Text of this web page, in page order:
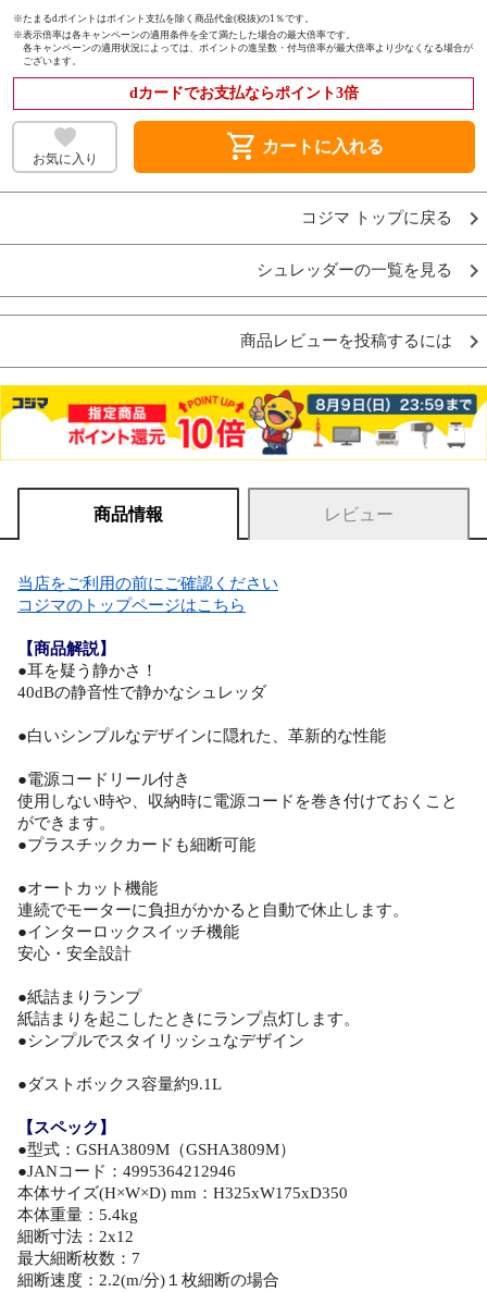
※たまるdポイントはポイント支払を除く商品代金(税抜)の1％です。
※表示倍率は各キャンペーンの適用条件を全て満たした場合の最大倍率です。
各キャンペーンの適用状況によっては、ポイントの進呈数・付与倍率が最大倍率より少なくなる場合が
ございます。
dカードでお支払ならポイント3倍
お気に入り shopping_cart カートに入れる
コジマ トップに戻る
シュレッダーの一覧を見る
商品レビューを投稿するには
商品情報 レビュー
当店をご利用の前にご確認ください
コジマのトップページはこちら
【商品解説】
●耳を疑う静かさ！
40dBの静音性で静かなシュレッダ
●白いシンプルなデザインに隠れた、革新的な性能
●電源コードリール付き
使用しない時や、収納時に電源コードを巻き付けておくこと
ができます。
●プラスチックカードも細断可能
●オートカット機能
連続でモーターに負担がかかると自動で休止します。
●インターロックスイッチ機能
安心・安全設計
●紙詰まりランプ
紙詰まりを起こしたときにランプ点灯します。
●シンプルでスタイリッシュなデザイン
●ダストボックス容量約9.1L
【スペック】
●型式：GSHA3809M（GSHA3809M）
●JANコード：4995364212946
本体サイズ(H×W×D) mm：H325xW175xD350
本体重量：5.4kg
細断寸法：2x12
最大細断枚数：7
細断速度：2.2(m/分)１枚細断の場合